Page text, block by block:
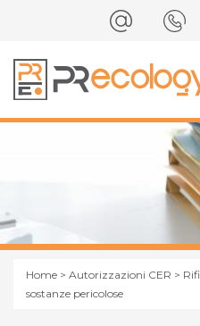
Home > Autorizzazioni CER >
sostanze pericolose